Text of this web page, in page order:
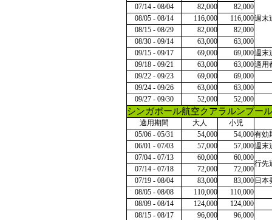
週末
07/14 - 08/04 82,000
82,000
08/05 - 08/14
116,000
116,000
08/15 - 08/29
82,000
82,000
08/30 - 09/14
63,000
63,000
09/15 - 09/17
69,000 69,000週末
09/18 - 09/21
63,000 63,000適用
09/22 - 09/23
69,000
69,000
09/24 - 09/26
63,000
63,000
09/27 - 09/30
52,000 52,000
シンガポール航空クアラルンプール
適用期間 大人
小児
05/06 - 05/31
54,000 54,000有効
06/01 - 07/03
57,000 57,000週末
07/04 - 07/13
60,000 60,000
行先
07/14 - 07/18 72,000
72,000
07/19 - 08/04
83,000 83,000 日本
08/05 - 08/08
110,000
110,000
08/09 - 08/14
124,000
124,000
08/15 - 08/17
96,000
96,000